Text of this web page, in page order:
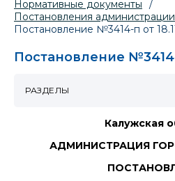
Нормативные документы
/
Постановления администрации
Постановление №3414-п от
Постановление №3414-
Калужская
АДМИНИСТРАЦИЯ
РАЗДЕЛЫ